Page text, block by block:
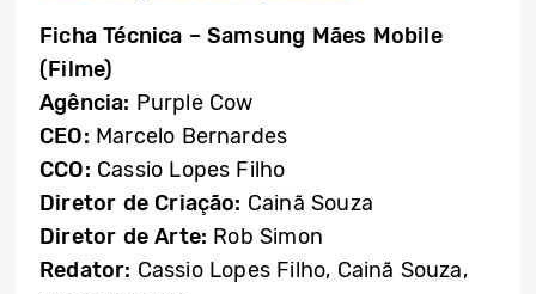
Ficha Técnica – Samsung Mães Mobile
(Filme)
Agência: Purple Cow
CEO: Marcelo Bernardes
CCO: Cassio Lopes Filho
Diretor de Criação: Cainã Souza
Diretor de Arte: Rob Simon
Redator: Cassio Lopes Filho, Cainã Souza,